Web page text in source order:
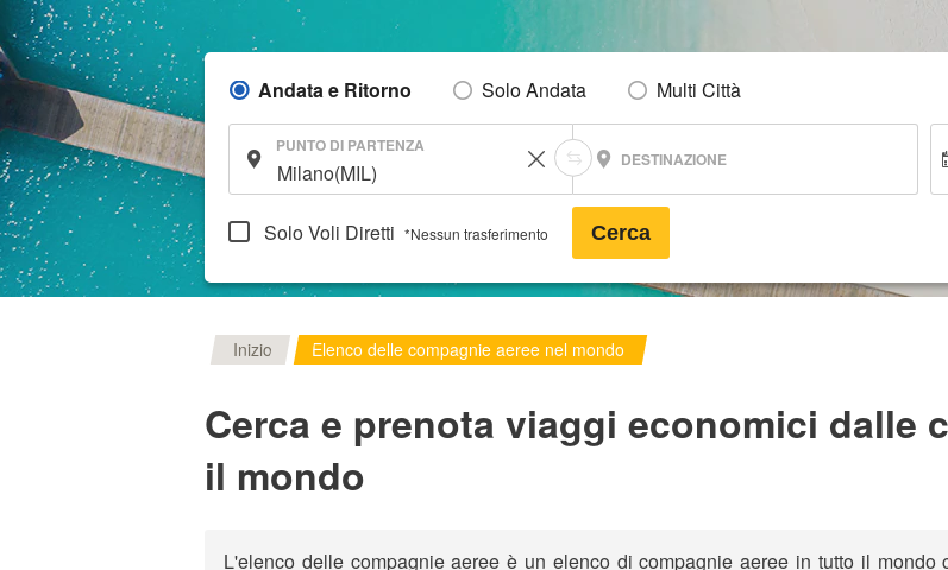
Andata e Ritorno Solo Andata Multi Città
PUNTO DI PARTENZA
DESTINAZIONE
Solo Voli Diretti *Nessun trasferimento Cerca
Inizio Elenco delle compagnie aeree nel mondo
Cerca e prenota viaggi economici dalle
il mondo
L'elenco delle compagnie aeree è un elenco di compagnie aeree in tutto il